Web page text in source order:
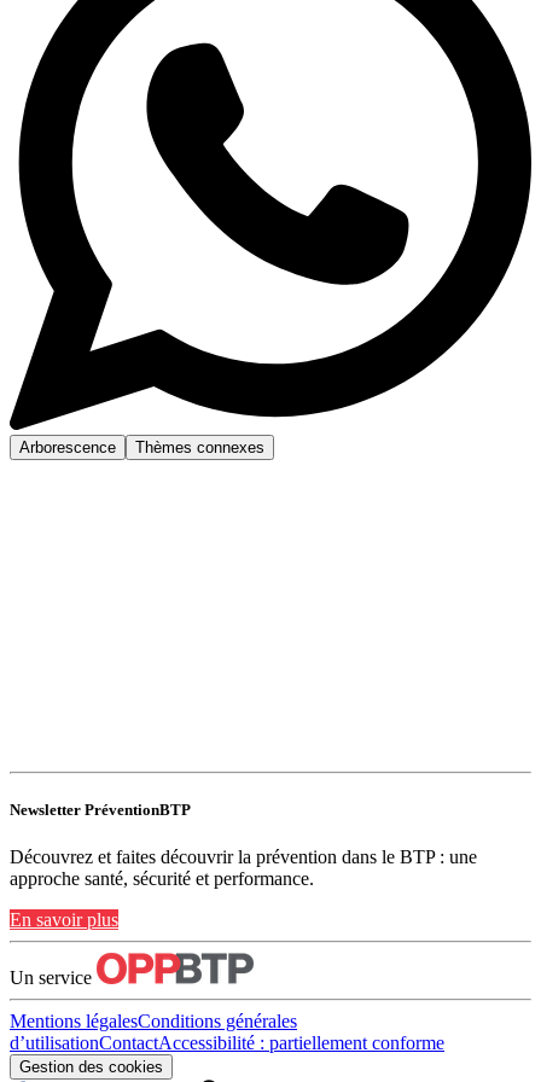
Arborescence Thèmes connexes
Newsletter PréventionBTP
Découvrez et faites découvrir la prévention dans le BTP : une
approche santé, sécurité et performance.
En savoir plus
Un service
Mentions légalesConditions générales
d’utilisationContactAccessibilité : partiellement conforme
Gestion des cookies